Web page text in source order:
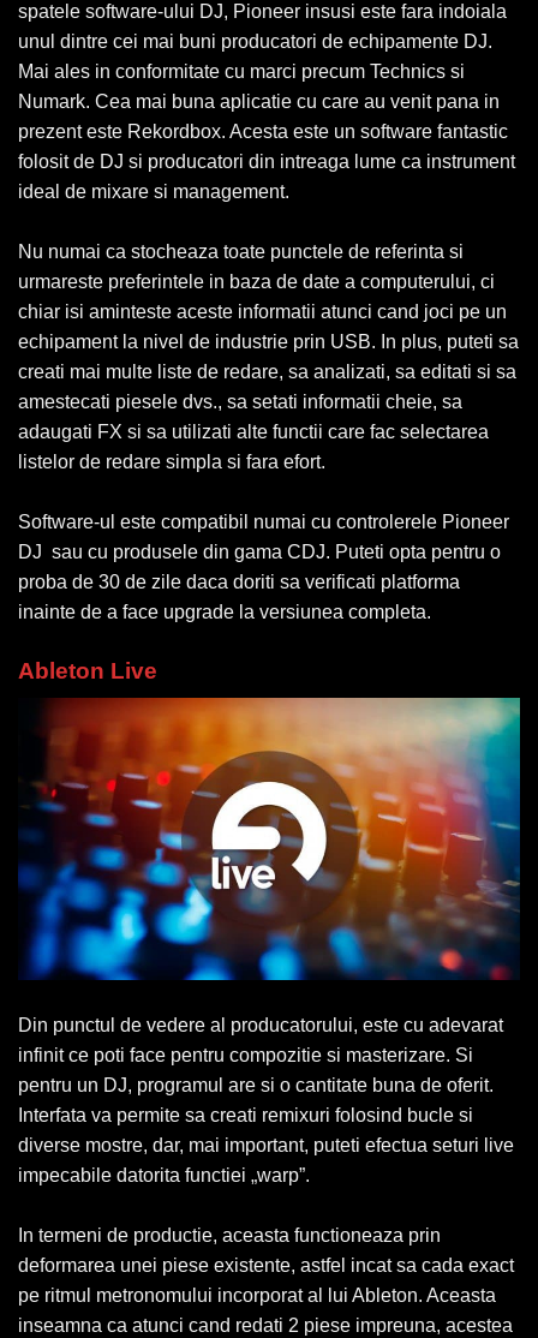
spatele software-ului DJ, Pioneer insusi este fara indoiala
unul dintre cei mai buni producatori de echipamente DJ.
Mai ales in conformitate cu marci precum Technics si
Numark. Cea mai buna aplicatie cu care au venit pana in
prezent este Rekordbox. Acesta este un software fantastic
folosit de DJ si producatori din intreaga lume ca instrument
ideal de mixare si management.
Nu numai ca stocheaza toate punctele de referinta si
urmareste preferintele in baza de date a computerului, ci
chiar isi aminteste aceste informatii atunci cand joci pe un
echipament la nivel de industrie prin USB. In plus, puteti sa
creati mai multe liste de redare, sa analizati, sa editati si sa
amestecati piesele dvs., sa setati informatii cheie, sa
adaugati FX si sa utilizati alte functii care fac selectarea
listelor de redare simpla si fara efort.
Software-ul este compatibil numai cu controlerele Pioneer
DJ sau cu produsele din gama CDJ. Puteti opta pentru o
proba de 30 de zile daca doriti sa verificati platforma
inainte de a face upgrade la versiunea completa.
Ableton Live
Din punctul de vedere al producatorului, este cu adevarat
infinit ce poti face pentru compozitie si masterizare. Si
pentru un DJ, programul are si o cantitate buna de oferit.
Interfata va permite sa creati remixuri folosind bucle si
diverse mostre, dar, mai important, puteti efectua seturi live
impecabile datorita functiei „warp”.
In termeni de productie, aceasta functioneaza prin
deformarea unei piese existente, astfel incat sa cada exact
pe ritmul metronomului incorporat al lui Ableton. Aceasta
inseamna ca atunci cand redati 2 piese impreuna, acestea